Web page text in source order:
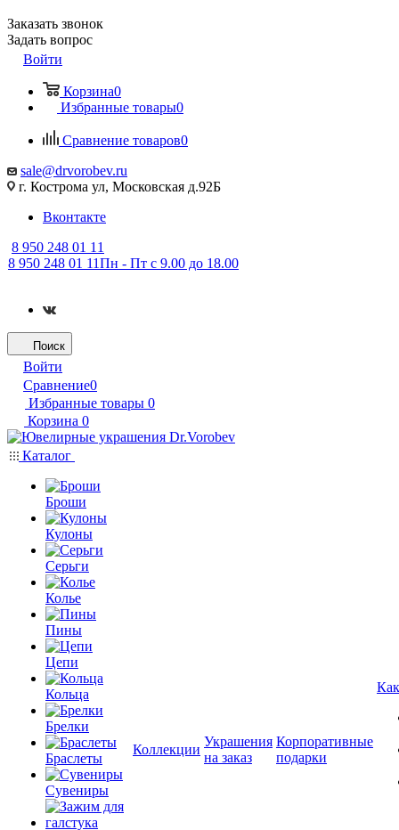
Заказать звонок
Задать вопрос
Войти
Корзина0
Избранные товары0
Сравнение товаров0
sale@drvorobev.ru
г. Кострома ул, Московская д.92Б
Вконтакте
8 950 248 01 11
8 950 248 01 11Пн - Пт с 9.00 до 18.00
Поиск
Войти
Сравнение0
Избранные товары 0
Корзина 0
Каталог
Броши
Кулоны
Серьги
Колье
Пины
Цепи
Кольца
Брелки
Браслеты
Сувениры
Коллекции
Украшения
на заказ
Корпоративные
подарки